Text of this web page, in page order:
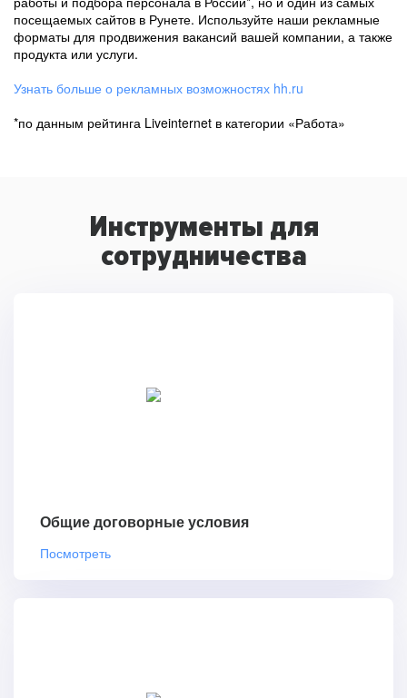
посещаемых сайтов в Рунете. Используйте наши рекламные
форматы для продвижения вакансий вашей компании, а также
продукта или услуги.
Узнать больше о рекламных возможностях hh.ru
*по данным рейтинга Liveinternet в категории «Работа»
Инструменты для
сотрудничества
Общие договорные условия
Посмотреть